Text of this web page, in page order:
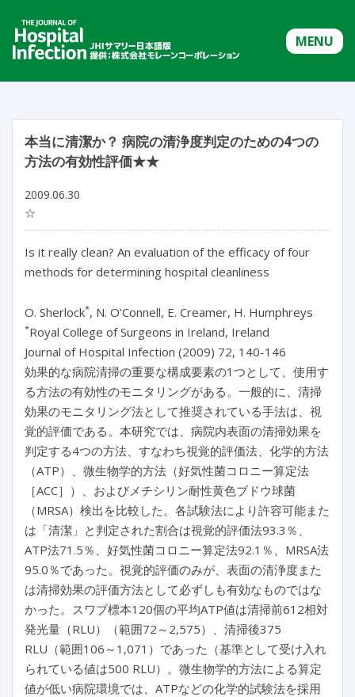
MENU
本当に清潔か？ 病院の清浄度判定のための4つの
方法の有効性評価★★
2009.06.30
☆
Is it really clean? An evaluation of the efficacy of four
methods for determining hospital cleanliness
O. Sherlock*, N. O’Connell, E. Creamer, H. Humphreys
*Royal College of Surgeons in Ireland, Ireland
Journal of Hospital Infection (2009) 72, 140-146
効果的な病院清掃の重要な構成要素の1つとして、使用す
る方法の有効性のモニタリングがある。一般的に、清掃
効果のモニタリング法として推奨されている手法は、視
覚的評価である。本研究では、病院内表面の清掃効果を
判定する4つの方法、すなわち視覚的評価法、化学的方法
（ATP）、微生物学的方法（好気性菌コロニー算定法
［ACC］）、およびメチシリン耐性黄色ブドウ球菌
（MRSA）検出を比較した。各試験法により許容可能また
は「清潔」と判定された割合は視覚的評価法93.3％、
ATP法71.5％、好気性菌コロニー算定法92.1％、MRSA法
95.0％であった。視覚的評価のみが、表面の清浄度また
は清掃効果の評価方法として必ずしも有効なものではな
かった。スワブ標本120個の平均ATP値は清掃前612相対
発光量（RLU）（範囲72～2,575）、清掃後375
RLU（範囲106～1,071）であった（基準として受け入れ
られている値は500 RLU）。微生物学的方法による算定
値が低い病院環境では、ATPなどの化学的試験法を採用